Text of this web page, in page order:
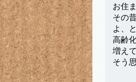
お住
その
よ、
高齢
増え
そう